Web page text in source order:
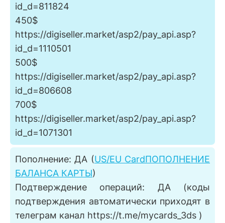
id_d=811824
450$
https://digiseller.market/asp2/pay_api.asp?
id_d=1110501
500$
https://digiseller.market/asp2/pay_api.asp?
id_d=806608
700$
https://digiseller.market/asp2/pay_api.asp?
id_d=1071301
Пополнение: ДА (US/EU Card️ПОПОЛНЕНИЕ
БАЛАНСА КАРТЫ)
Подтверждение операций: ДА (коды
подтверждения автоматически приходят в
телеграм канал https://t.me/mycards_3ds )